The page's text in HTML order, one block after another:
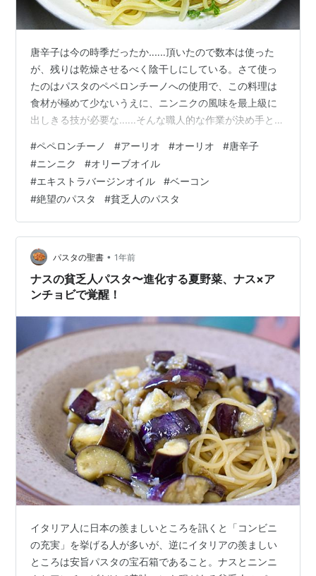
唐辛子は今の時季だったか‥‥‥頂いたので数本は使った
が、残りは乾燥させるべく陰干しにしている。さて使っ
たのはパスタのペペロンチーノへの使用で、この料理は
食材が極めて少ないうえに、ニンニクの風味を最上級に
出しきる技が必要な‥‥‥そんな職人的な作業が決め手とな
で美味しいものが作れることを、美的センスと思える国
民性なので、ペペロンチーノはもてもてパスタとなって
いる。 一方本場のイタリアでは、お金がなくても最低限
の材料で作れるので「貧乏人のパスタ」とか「絶望のパ
スタ」と呼ばれている。お国が変われば感想も違うし、
食べた感じの派手さのようなものに、主眼を置…
#ペペロンチーノ #アーリオ #オーリオ #唐辛子
#ニンニク #オリーブオイル
#エキストラバージンオイル #ベーコン
#絶望のパスタ #貧乏人のパスタ
パスタの聖書 • 1年前
ナスの貧乏人パスタ〜進化する夏野菜、ナス×ア
ンチョビで覚醒！
イタリア人に日本の羨ましいところを訊くと「コンビニ
の充実」を挙げる人が多いが、逆にイタリアの羨ましい
ところは安旨パスタの宝石箱であること。ナスとニンニ